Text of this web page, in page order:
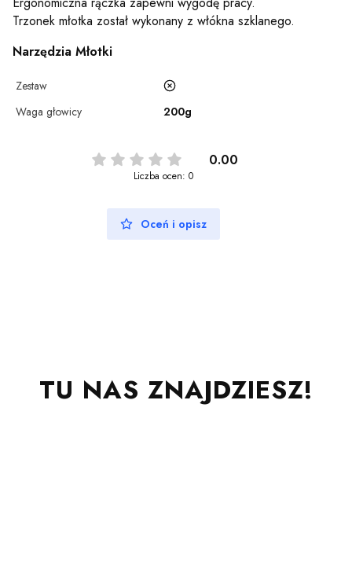
Trzonek młotka został wykonany z włókna szklanego.
Narzędzia Młotki
Zestaw
Waga głowicy 200g
0.00
Liczba ocen: 0
Oceń i opisz
TU NAS ZNAJDZIESZ!